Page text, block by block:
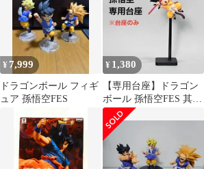
¥ 7,999
ドラゴンボール フィギ
ュア 孫悟空FES
¥ 1,380
【専用台座】ドラゴン
ボール 孫悟空FES 其之
十二 其之九 コンパクト
化